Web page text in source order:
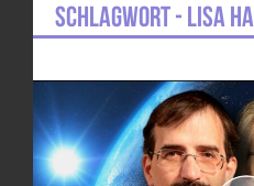
Schlagwort - Lisa